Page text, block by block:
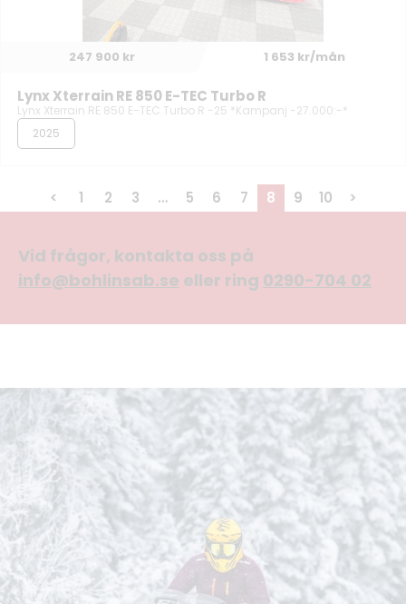
247 900 kr 1 653 kr/mån
Lynx Xterrain RE 850 E-TEC Turbo R
Lynx Xterrain RE 850 E-TEC Turbo R -25 *Kampanj -27.000:-*
2025
< 1 2 3 … 5 6 7 8 9 10 >
Vid frågor, kontakta oss på
info@bohlinsab.se eller ring 0290-704 02